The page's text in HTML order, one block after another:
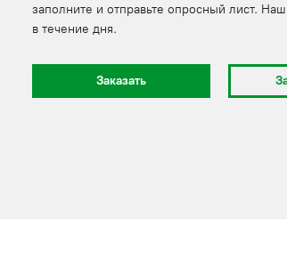
заполните и отправьте опросный лист.
в течение дня.
Заказать